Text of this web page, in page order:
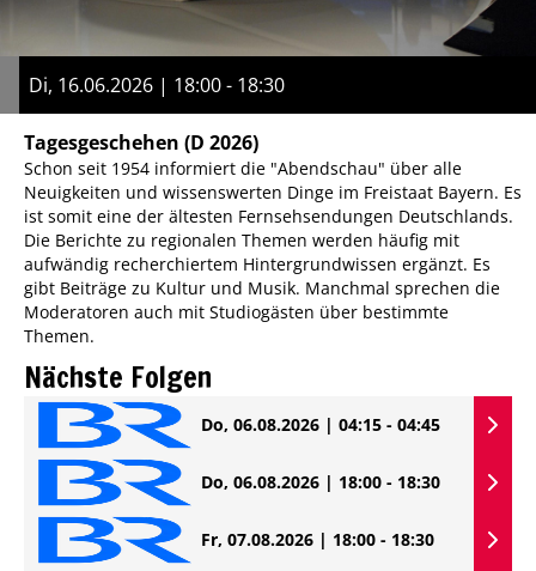
Di, 16.06.2026 | 18:00 - 18:30
Tagesgeschehen (D 2026)
Schon seit 1954 informiert die "Abendschau" über alle
Neuigkeiten und wissenswerten Dinge im Freistaat Bayern. Es
ist somit eine der ältesten Fernsehsendungen Deutschlands.
Die Berichte zu regionalen Themen werden häufig mit
aufwändig recherchiertem Hintergrundwissen ergänzt. Es
gibt Beiträge zu Kultur und Musik. Manchmal sprechen die
Moderatoren auch mit Studiogästen über bestimmte
Themen.
Nächste Folgen
Do, 06.08.2026 | 04:15 - 04:45
Do, 06.08.2026 | 18:00 - 18:30
Fr, 07.08.2026 | 18:00 - 18:30